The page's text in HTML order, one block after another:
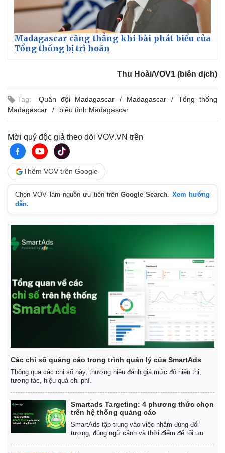
Quan sát
Cuộc sống đó đây
Hồ sơ
Multimedia
Video
Ảnh
E-Magazine
Infographic
Madagascar căng thẳng khi bài phát biểu của
Tổng thống bị trì hoãn
Thu Hoài/VOV1 (biên dịch)
Tag: Quân đội Madagascar Madagascar
Tổng thống
Madagascar
biểu tình Madagascar
Mời quý độc giả theo dõi VOV.VN trên
Thêm VOV trên Google
Chọn VOV làm nguồn ưu tiên trênGoogle Search. Xem hướng
dẫn.
Các chỉ số quảng cáo trong trình quản lý của SmartAds
Thông qua các chỉ số này, thương hiệu đánh giá mức độ hiển thị,
tương tác, hiệu quả chi phí.
Smartads Targeting: 4 phương thức chọn
trên hệ thống quảng cáo
SmartAds tập trung vào việc nhắm đúng đối
tượng, đúng ngữ cảnh và thời điểm để tối ưu.